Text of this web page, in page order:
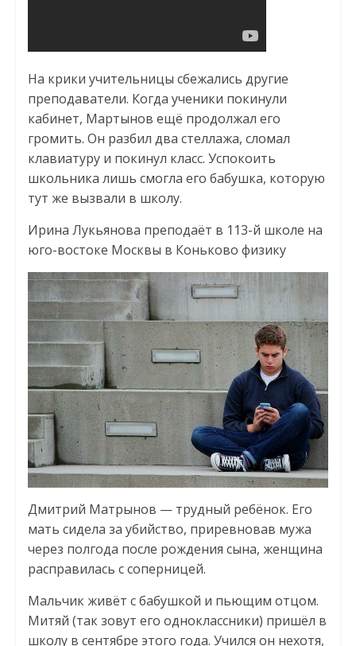
На крики учительницы сбежались другие
преподаватели. Когда ученики покинули
кабинет, Мартынов ещё продолжал его
громить. Он разбил два стеллажа, сломал
клавиатуру и покинул класс. Успокоить
школьника лишь смогла его бабушка, которую
тут же вызвали в школу.
Ирина Лукьянова преподаёт в 113-й школе на
юго-востоке Москвы в Коньково физику
Дмитрий Матрынов — трудный ребёнок. Его
мать сидела за убийство, приревновав мужа
через полгода после рождения сына, женщина
расправилась с соперницей.
Мальчик живёт с бабушкой и пьющим отцом.
Митяй (так зовут его одноклассники) пришёл в
школу в сентябре этого года. Учился он нехотя,